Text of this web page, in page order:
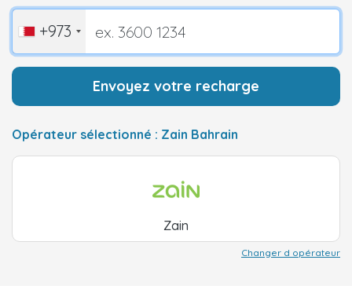
+973
Envoyez votre recharge
Opérateur sélectionné : Zain Bahrain
Zain
Changer d opérateur